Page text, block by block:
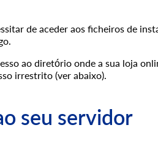
de aceder aos ficheiros de
ao diretório onde a sua loja
irrestrito (ver abaixo).
seu servidor